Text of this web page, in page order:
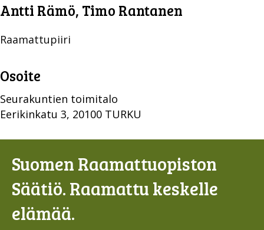
Antti Rämö, Timo Rantanen
Raamattupiiri
Osoite
Seurakuntien toimitalo
Eerikinkatu 3, 20100 TURKU
Suomen Raamattuopiston
Säätiö. Raamattu keskelle
elämää.